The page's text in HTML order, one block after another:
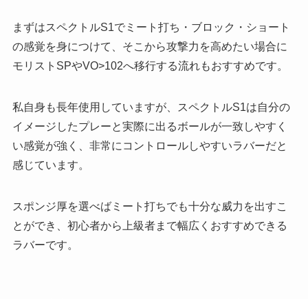
まずはスペクトルS1でミート打ち・ブロック・ショート
の感覚を身につけて、そこから攻撃力を高めたい場合に
モリストSPやVO>102へ移行する流れもおすすめです。
私自身も長年使用していますが、スペクトルS1は自分の
イメージしたプレーと実際に出るボールが一致しやすく
い感覚が強く、非常にコントロールしやすいラバーだと
感じています。
スポンジ厚を選べばミート打ちでも十分な威力を出すこ
とができ、初心者から上級者まで幅広くおすすめできる
ラバーです。